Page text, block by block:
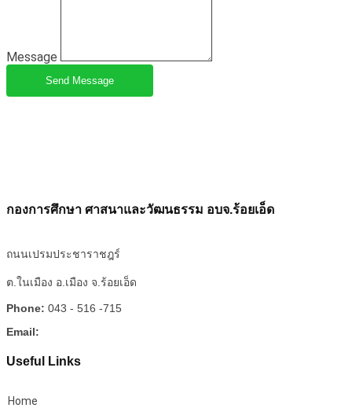
Message
Send Message
กองการศึกษา ศาสนาและวัฒนธรรม อบจ.ร้อยเอ็ด
ถนนเปรมประชาราชฎร์
ต.ในเมือง อ.เมือง จ.ร้อยเอ็ด
Phone: 043 - 516 -715
Email:
Useful Links
Home